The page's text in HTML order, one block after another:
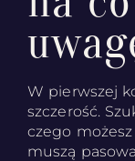
W pierwszej
szczerość.
czego
muszą